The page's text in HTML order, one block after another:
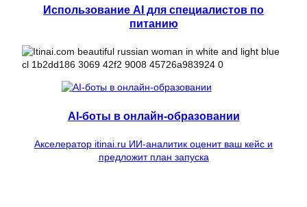
Использование AI для специалистов по
питанию
AI-боты в онлайн-образовании
Акселератор itinai.ru ИИ-аналитик оценит ваш кейс и
предложит план запуска